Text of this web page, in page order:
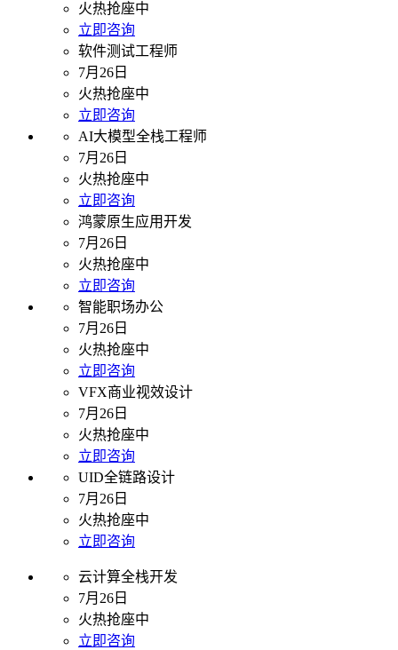
火热抢座中
立即咨询
软件测试工程师
7月26日
火热抢座中
立即咨询
AI大模型全栈工程师
7月26日
火热抢座中
立即咨询
鸿蒙原生应用开发
7月26日
火热抢座中
立即咨询
智能职场办公
7月26日
火热抢座中
立即咨询
VFX商业视效设计
7月26日
火热抢座中
立即咨询
UID全链路设计
7月26日
火热抢座中
立即咨询
云计算全栈开发
7月26日
火热抢座中
立即咨询